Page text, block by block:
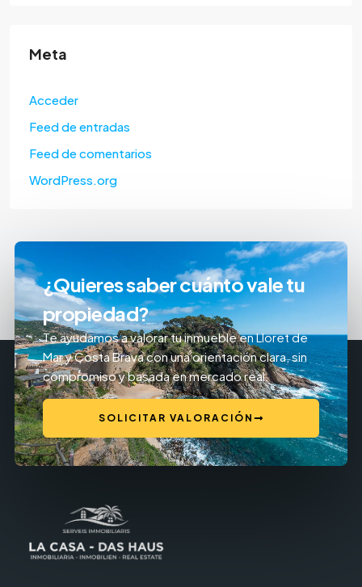
Meta
Acceder
Feed de entradas
Feed de comentarios
WordPress.org
¿Quieres saber cuánto vale tu
propiedad?
Te ayudamos a valorar tu inmueble en Lloret de
Mar y Costa Brava con una orientación clara, sin
compromiso y basada en mercado real.
SOLICITAR VALORACIÓN